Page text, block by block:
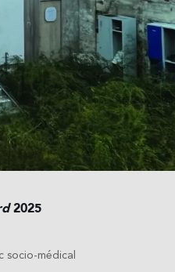
2025
socio-médical